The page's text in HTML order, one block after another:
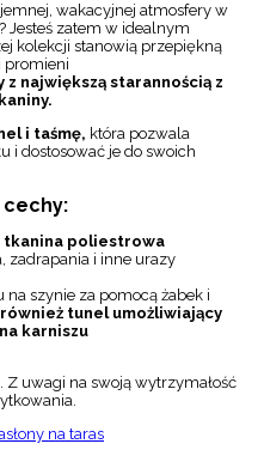
wakacyjnej atmosfery w
Jesteś zatem w idealnym
kolekcji stanowią przepiękną
promieni
z największą starannością z
i taśmę, która pozwala
i dostosować je do swoich
cechy:
tkanina poliestrowa
zadrapania i inne urazy
na szynie za pomocą żabek i
ównież tunel umożliwiający
karniszu
Z uwagi na swoją wytrzymałość
na taras